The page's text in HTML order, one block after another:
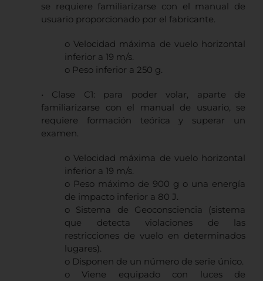
se requiere familiarizarse con el manual de
usuario proporcionado por el fabricante.
o Velocidad máxima de vuelo horizontal
inferior a 19 m/s.
o Peso inferior a 250 g.
• Clase C1: para poder volar, aparte de
familiarizarse con el manual de usuario, se
requiere formación teórica y superar un
examen.
o Velocidad máxima de vuelo horizontal
inferior a 19 m/s.
o Peso máximo de 900 g o una energía
de impacto inferior a 80 J.
o Sistema de Geoconsciencia (sistema
que detecta violaciones de las
restricciones de vuelo en determinados
lugares).
o Disponen de un número de serie único.
o Viene equipado con luces de